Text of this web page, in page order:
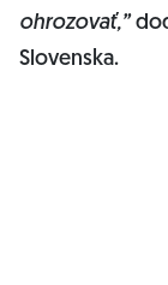
ohrozovať,”
Slovenska.